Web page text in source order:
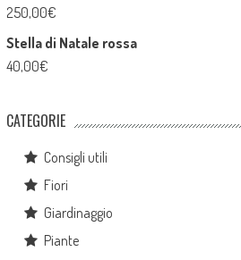
250,00€
Stella di Natale rossa
40,00€
CATEGORIE
Consigli utili
Fiori
Giardinaggio
Piante